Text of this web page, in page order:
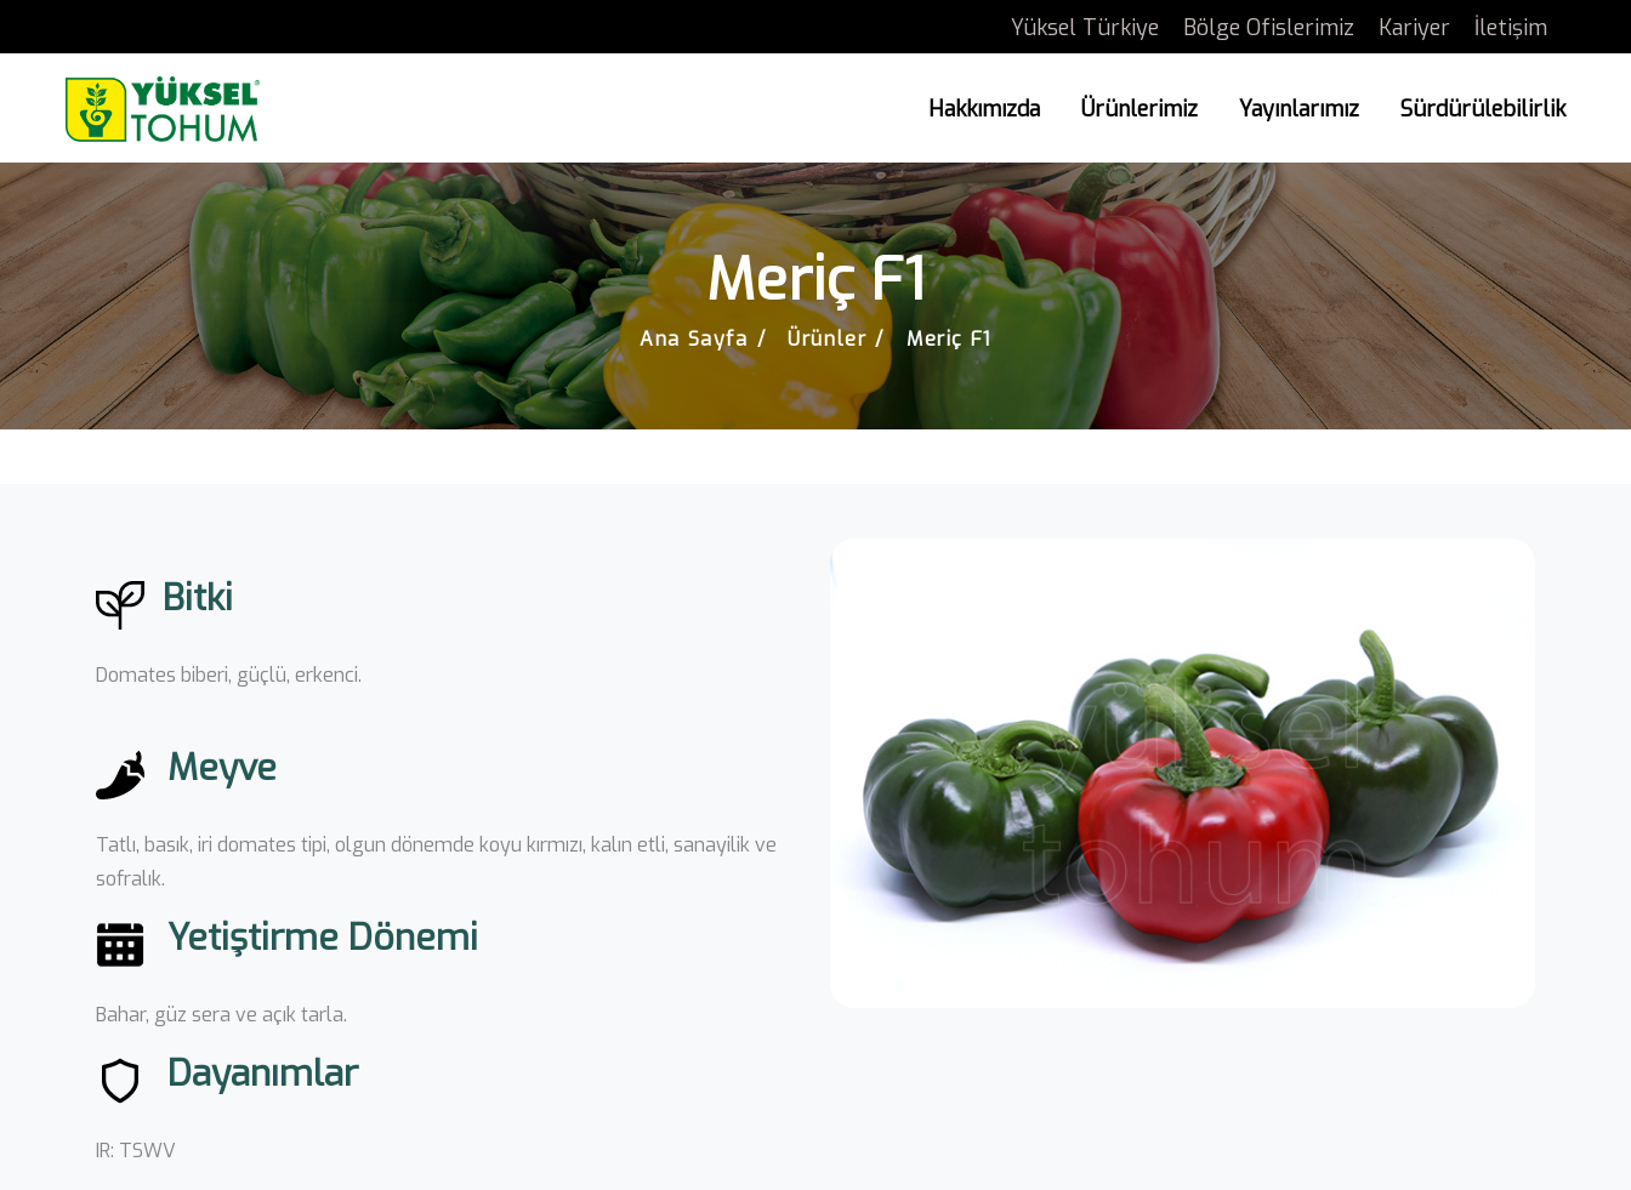
Yüksel Türkiye Bölge Ofislerimiz Kariyer İletişim
Hakkımızda Ürünlerimiz Yayınlarımız Sürdürülebilirlik
Meriç F1
Ana Sayfa Ürünler Meriç F1
Bitki
Domates biberi, güçlü, erkenci.
Meyve
Tatlı, basık, iri domates tipi, olgun dönemde koyu kırmızı, kalın etli, sanayilik ve
sofralık.
Yetiştirme Dönemi
Bahar, güz sera ve açık tarla.
Dayanımlar
IR: TSWV